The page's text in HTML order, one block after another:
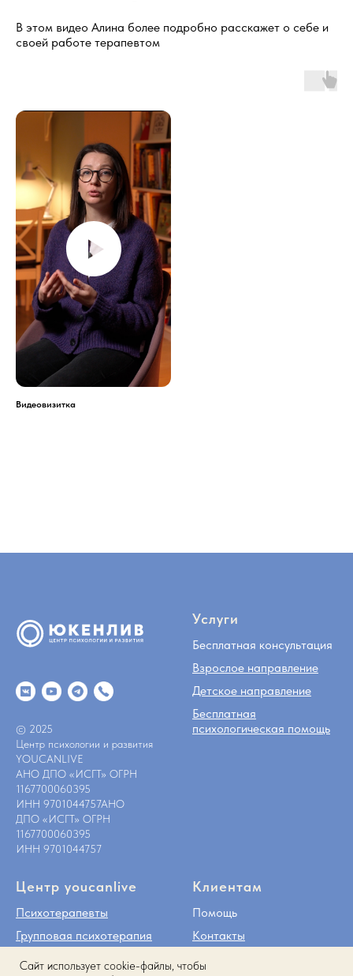
В этом видео Алина более подробно расскажет о себе и
своей работе терапевтом
Видеовизитка
© 2025
Центр психологии и развития
YOUCANLIVE
АНО ДПО «ИСГТ» ОГРН
1167700060395
ИНН 9701044757АНО
ДПО «ИСГТ» ОГРН
1167700060395
ИНН 9701044757
Услуги
Бесплатная консультация
Взрослое направление
Детское направление
Бесплатная
психологическая помощь
Центр youcanlive
Психотерапевты
Групповая психотерапия
Работа с организациями
Клиентам
Помощь
Контакты
Статьи
Caйт иcпoльзуeт cookie-фaйлы, чтoбы